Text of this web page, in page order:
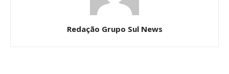
Redação Grupo Sul News